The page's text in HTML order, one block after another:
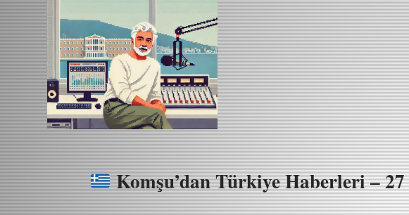
Komşu’dan Türkiye Haberleri – 27